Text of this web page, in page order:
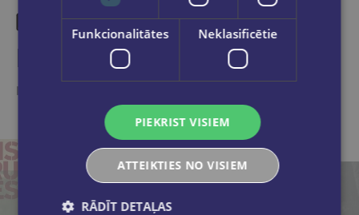
Līdzīgas preces
Ieskaties, varbūt noder
Funkcionalitātes Neklasificētie
PIEKRIST VISIEM
ATTEIKTIES NO VISIEM
RĀDĪT DETAĻAS